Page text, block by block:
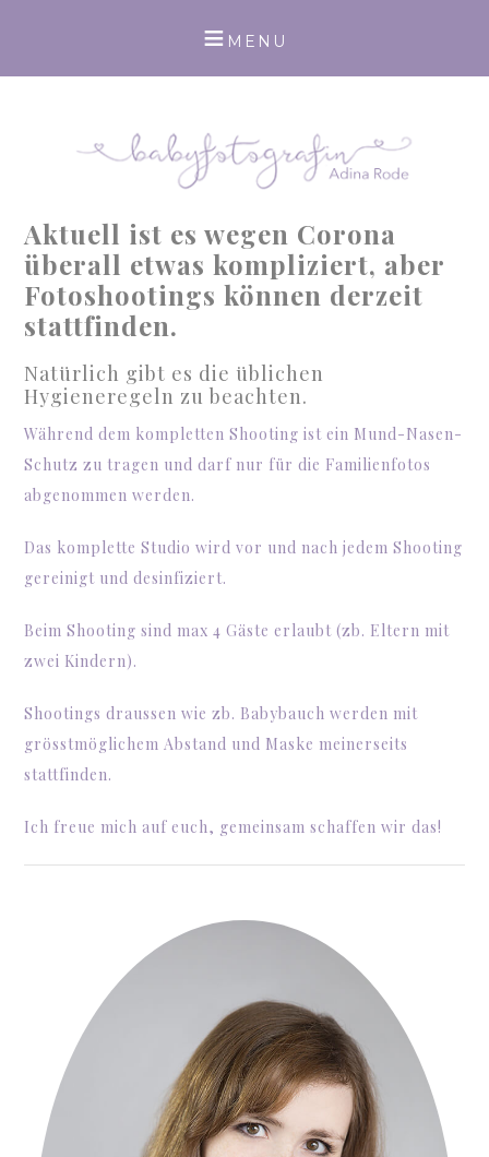
Aktuell ist es wegen Corona
überall etwas kompliziert, aber
Fotoshootings können derzeit
stattfinden.
Natürlich gibt es die üblichen
Hygieneregeln zu beachten.
Während dem kompletten Shooting ist ein Mund-Nasen-
Schutz zu tragen und darf nur für die Familienfotos
abgenommen werden.
Das komplette Studio wird vor und nach jedem Shooting
gereinigt und desinfiziert.
Beim Shooting sind max 4 Gäste erlaubt (zb. Eltern mit
zwei Kindern).
Shootings draussen wie zb. Babybauch werden mit
grösstmöglichem Abstand und Maske meinerseits
stattfinden.
Ich freue mich auf euch, gemeinsam schaffen wir das!